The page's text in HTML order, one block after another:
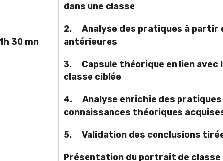
1h 30 mn
dans une classe
2. Analyse des pratiques à partir
antérieures
3. Capsule théorique en lien avec
classe ciblée
4. Analyse enrichie des pratiques
connaissances théoriques
5. Validation des conclusions
Présentation du portrait de classe